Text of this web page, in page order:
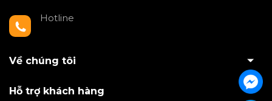
Hotline
Về chúng tôi
Hỗ trợ khách hàng